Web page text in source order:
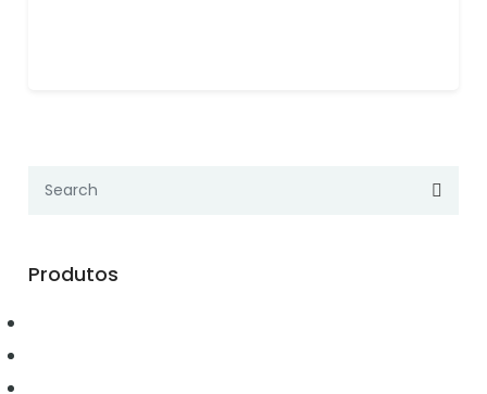
Produtos